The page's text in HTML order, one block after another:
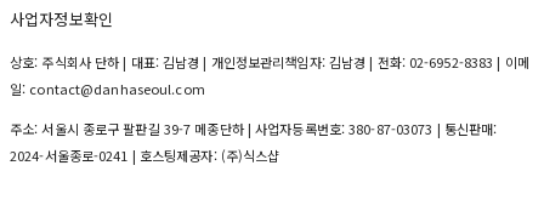
사업자정보확인
상호: 주식회사 단하 | 대표: 김남경 | 개인정보관리책임자: 김남경 | 전화: 02-6952-8383 | 이메
일: contact@danhaseoul.com
주소: 서울시 종로구 팔판길 39-7 메종단하 | 사업자등록번호:380-87-03073 | 통신판매:
2024-서울종로-0241 | 호스팅제공자: (주)식스샵